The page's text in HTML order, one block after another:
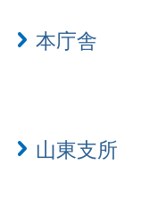
本庁舎
山東支所